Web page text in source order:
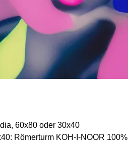
60x80 oder 30x40
Römerturm KOH-I-NOOR 100%